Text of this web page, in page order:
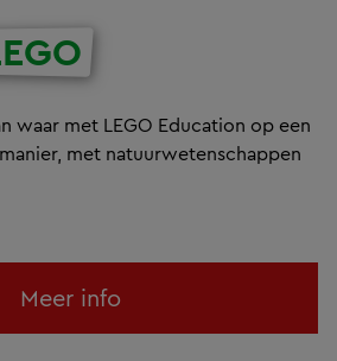
waar met LEGO Education op een
met natuurwetenschappen
Meer info